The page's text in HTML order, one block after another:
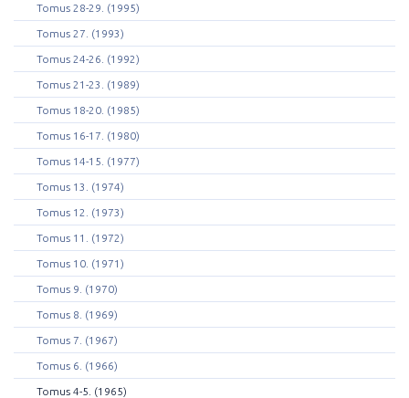
Tomus 28-29. (1995)
Tomus 27. (1993)
Tomus 24-26. (1992)
Tomus 21-23. (1989)
Tomus 18-20. (1985)
Tomus 16-17. (1980)
Tomus 14-15. (1977)
Tomus 13. (1974)
Tomus 12. (1973)
Tomus 11. (1972)
Tomus 10. (1971)
Tomus 9. (1970)
Tomus 8. (1969)
Tomus 7. (1967)
Tomus 6. (1966)
Tomus 4-5. (1965)